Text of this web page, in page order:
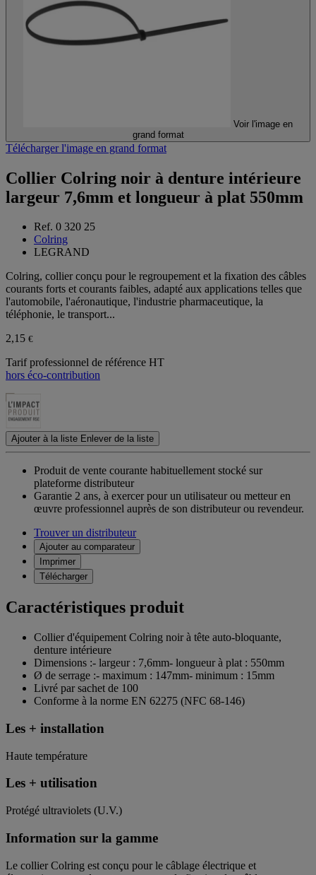
Voir l'image en
grand format
Télécharger l'image en grand format
Collier Colring noir à denture intérieure
largeur 7,6mm et longueur à plat 550mm
Ref. 0 320 25
Colring
LEGRAND
Colring, collier conçu pour le regroupement et la fixation des câbles
courants forts et courants faibles, adapté aux applications telles que
l'automobile, l'aéronautique, l'industrie pharmaceutique, la
téléphonie, le transport...
2,15 €
Tarif professionnel de référence HT
hors éco-contribution
Ajouter à la liste Enlever de la liste
Produit de vente courante habituellement stocké sur
plateforme distributeur
Garantie 2 ans, à exercer pour un utilisateur ou metteur en
œuvre professionnel auprès de son distributeur ou revendeur.
Trouver un distributeur
Ajouter au comparateur
Imprimer
Télécharger
Caractéristiques produit
Collier d'équipement Colring noir à tête auto-bloquante,
denture intérieure
Dimensions :- largeur : 7,6mm- longueur à plat : 550mm
Ø de serrage :- maximum : 147mm- minimum : 15mm
Livré par sachet de 100
Conforme à la norme EN 62275 (NFC 68-146)
Les + installation
Haute température
Les + utilisation
Protégé ultraviolets (U.V.)
Information sur la gamme
Le collier Colring est conçu pour le câblage électrique et